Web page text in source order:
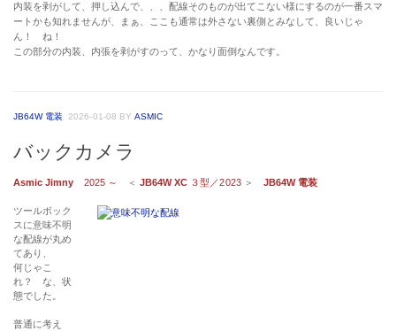
内装を剥がして、押し込んで、、、配線そのものが出てこない様にするのが一番スマ
ートかも知れませんが、まぁ、ここも通常は外さない裏側とみなして、良いじゃ
ん！ ね！
この部分の内装、内張を剥がすのって、かなり面倒なんです。
JB64W 電装 2026-01-08 BY ASMIC
バックカメラ
Asmic Jimny 2025 ～ ＜ JB64W XC ３型／2023＞ JB64W 電装
ツールボック
スに意味不明
な配線が丸め
てあり、
何じゃこ
れ？ な、状
態でした。
普通に考え